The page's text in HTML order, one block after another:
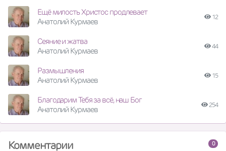
Ещё милость Христос продлевает
Анатолий Курмаев
12
Сеяние и жатва
Анатолий Курмаев
44
Размышления
Анатолий Курмаев
15
Благодарим Тебя за всё, наш Бог
Анатолий Курмаев
254
0
Комментарии